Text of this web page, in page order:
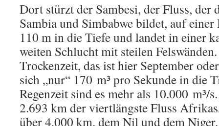
Dort stürzt der Sambesi, der Fluss, der
Sambia und Simbabwe bildet, auf
110 m in die Tiefe und landet in einer
weiten Schlucht mit steilen
Trockenzeit, das ist hier September
sich „nur“ 170 m³ pro Sekunde in die
Regenzeit sind es mehr als 10.000 m³/
2.693 km der viertlängste Fluss
über 4.000 km, dem Nil und dem Niger.